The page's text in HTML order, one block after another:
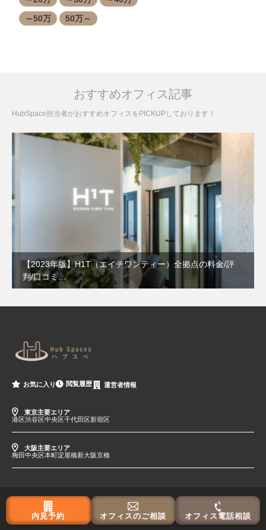
内見予約 オフィスのご相談 オフィス電話相談
～50万
50万～
おすすめオフィス記事
HubSpace担当者がおすすめオフィスをPICKUPしております！
【2023年版】H1T（エイチワンティー）全拠点の料金/評
判/口コミ…
お気に入り 閲覧履歴 運営者情報
東京主要エリア
港区渋谷区中央区千代田区新宿区
大阪主要エリア
梅田中央区本町淀屋橋新大阪京橋